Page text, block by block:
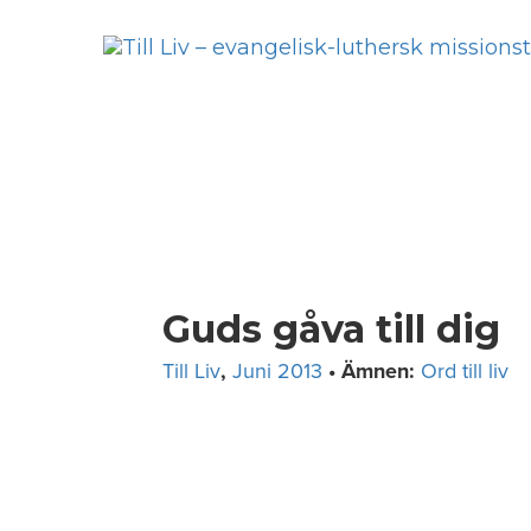
Guds gåva till dig
Till Liv, Juni 2013 • Ämnen: Ord till liv